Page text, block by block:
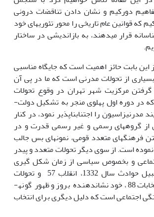
دورکیم و نشان دادن تناقضات درونی
که قوانین عام تاریخی را محور تئوریهای خود
قرار می­دهند، به بازاندیشی در ساختار
این بابت حائز اهمیت است که جایگاه مناسبی
از تحولات مدرنی است که ما در پی آن
مرکزیت شهر تهران در وقوع تحولات
در دوره اول پهلوی منجر به تشکیل دولت-
مدرنیزاسیون را اجتناب­ناپذیر ­نمود، در کنار
از گروههای رسمی و غیر رسمی قدرت و در
فرهنگهای متعدد قومی، نمونه­ای بس جالب
نموده است. از سوی دیگر تحولات متعدد و پی­در
و بخصوص سیاسی از زمان شکل گیری
دولت- ملت، از قبیل حوادث سال 1332، انقلاب 57 و تحولات
سیاسی پس از انتخابات 88 ، خود نشان­دهنده بروز و ظهور گونه­
اجتماعی است که دلیل دیگری برای انتخاب